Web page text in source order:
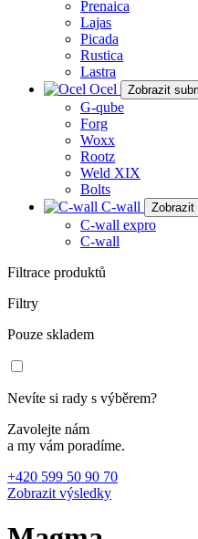
Prenaica
Lajas
Picada
Rustica
Lastra
Ocel
Zobrazit
G-qube
Forg
Woxx
Rootz
Weld XIX
Bolts
C-wall
Zobrazit
C-wall expro
C-wall
Filtrace produktů
Filtry
Pouze skladem
Nevíte si rady s výběrem?
Zavolejte nám
a my vám poradíme.
+420 599 50 90 70
Zobrazit výsledky